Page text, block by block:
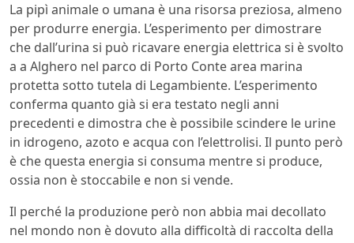
La pipì animale o umana è una risorsa preziosa, almeno
per produrre energia. L’esperimento per dimostrare
che dall’urina si può ricavare energia elettrica si è svolto
a a Alghero nel parco di Porto Conte area marina
protetta sotto tutela di Legambiente. L’esperimento
conferma quanto già si era testato negli anni
precedenti e dimostra che è possibile scindere le urine
in idrogeno, azoto e acqua con l’elettrolisi. Il punto però
è che questa energia si consuma mentre si produce,
ossia non è stoccabile e non si vende.
Il perché la produzione però non abbia mai decollato
nel mondo non è dovuto alla difficoltà di raccolta della